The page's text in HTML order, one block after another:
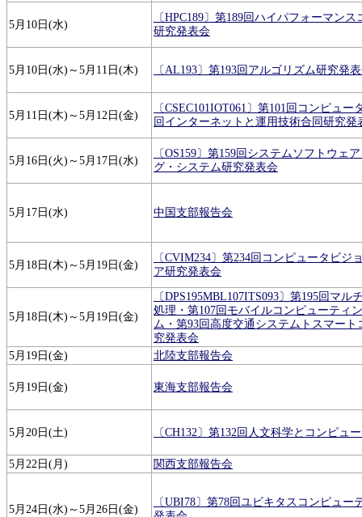
5月10日(水)
〔HPC189〕第189回ハイパフォーマン
研究発表会
5月10日(水)～5月11日(木) 〔AL193〕第193回アルゴリズム研究発
5月11日(木)～5月12日(金)
〔CSEC101IOT061〕第101回コンピュ
回インターネットと運用技術合同研究発
5月16日(火)～5月17日(水)
〔OS159〕第159回システムソフトウェ
グ・システム研究発表会
5月17日(水) 中国支部報告会
5月18日(木)～5月19日(金)
〔CVIM234〕第234回コンピュータビジ
ア研究発表会
5月18日(木)～5月19日(金)
〔DPS195MBL107ITS093〕第195回マル
処理・第107回モバイルコンピューティ
ム・第93回高度交通システムトスマー
究発表会
5月19日(金)
北陸支部報告会
5月19日(金) 東海支部報告会
5月20日(土) 〔CH132〕第132回人文科学とコンピュ
5月22日(月) 関西支部報告会
5月24日(水)～5月26日(金)
〔UBI78〕第78回ユビキタスコンピュー